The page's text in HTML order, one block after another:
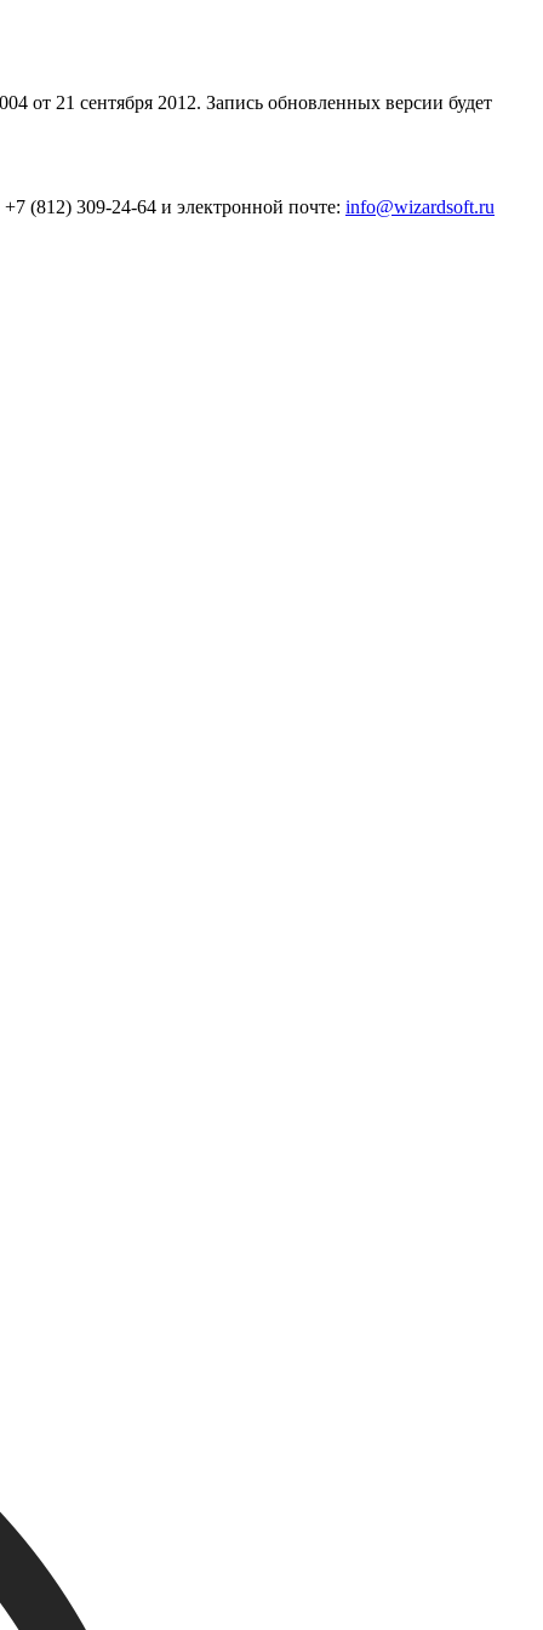
от 21 сентября 2012. Запись обновленных версии будет
(812) 309-24-64 и электронной почте: info@wizardsoft.ru